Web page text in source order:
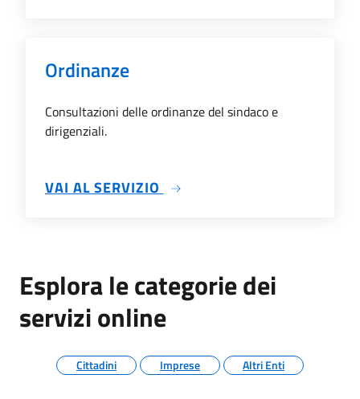
Ordinanze
Consultazioni delle ordinanze del sindaco e
dirigenziali.
VAI AL SERVIZIO SU ORDINANZE
Esplora le categorie dei
servizi online
Cittadini Imprese Altri Enti